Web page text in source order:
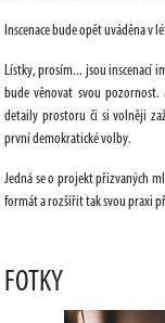
Inscenace bude opět uváděna v
Lístky, prosím... jsou inscenací
bude věnovat svou pozornost.
detaily prostoru či si volněji
první demokratické volby.
Jedná se o projekt přizvaných
formát a rozšířit tak svou praxi
FOTKY